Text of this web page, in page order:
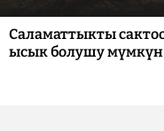
Саламаттыкты
ысык болушу мүмкүн